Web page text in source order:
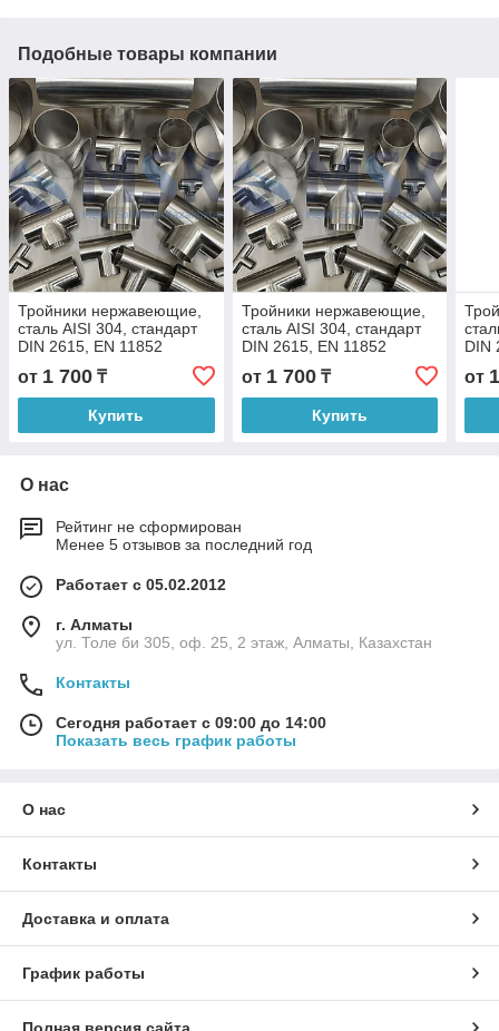
Подобные товары компании
Тройники нержавеющие,
сталь AISI 304, стандарт
DIN 2615, EN 11852
от 1 700 ₸
Купить
Тройники нержавеющие,
сталь AISI 304, стандарт
DIN 2615, EN 11852
от 1 700₸
Купить
DIN
от
О нас
Рейтинг не сформирован
Менее 5 отзывов за последний год
Работает с 05.02.2012
г. Алматы
ул. Толе би 305, оф. 25, 2 этаж, Алматы, Казахстан
Контакты
Сегодня работает с 09:00 до 14:00
Показать весь график работы
О нас
Контакты
Доставка и оплата
График работы